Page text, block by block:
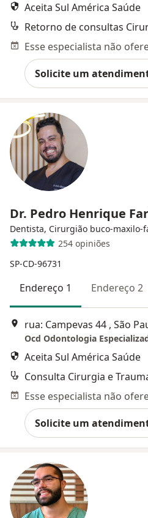
Aceita Sul América Saúde
Solicite um
Dr. Pedro Henrique
Dentista, Cirurgião buco-maxilo-
254 opiniões
SP-CD-96731
Endereço 1 Endereço 2
rua: Campevas 44 , São
Ocd Odontologia
Aceita Sul América Saúde
Solicite um